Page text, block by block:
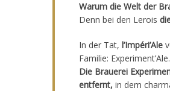
Warum die Welt der
Denn bei den Lerois
In der Tat, l’Impéri’Ale
Familie: Experiment’Ale.
Die Brauerei
entfernt, in dem